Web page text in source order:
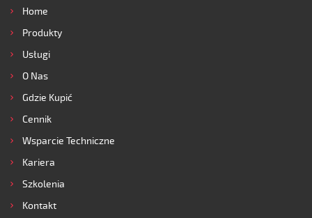
Home
Produkty
Usługi
O Nas
Gdzie Kupić
Cennik
Wsparcie Techniczne
Kariera
Szkolenia
Kontakt